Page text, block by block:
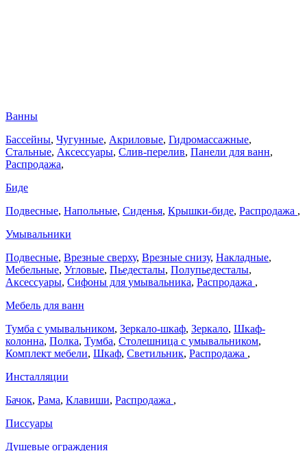
Ванны
Бассейны, Чугунные, Акриловые, Гидромассажные,
Стальные, Аксессуары, Слив-перелив, Панели для ванн,
Распродажа,
Биде
Подвесные, Напольные, Сиденья, Крышки-биде, Распродажа ,
Умывальники
Подвесные, Врезные сверху, Врезные снизу, Накладные,
Мебельные, Угловые, Пьедесталы, Полупьедесталы,
Аксессуары, Сифоны для умывальника, Распродажа ,
Мебель для ванн
Тумба с умывальником, Зеркало-шкаф, Зеркало, Шкаф-
колонна, Полка, Тумба, Столешница с умывальником,
Комплект мебели, Шкаф, Светильник, Распродажа ,
Инсталляции
Бачок, Рама, Клавиши, Распродажа ,
Писсуары
Душевые ограждения